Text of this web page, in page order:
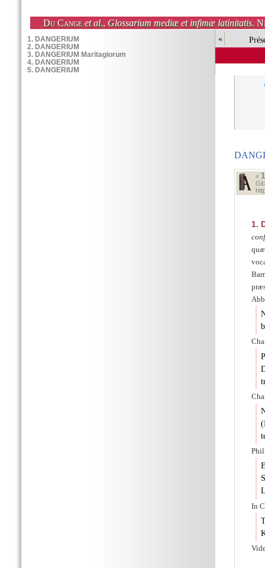
Du Cange et al., Glossarium mediæ et infimæ latinitatis.
«
«
1.
In